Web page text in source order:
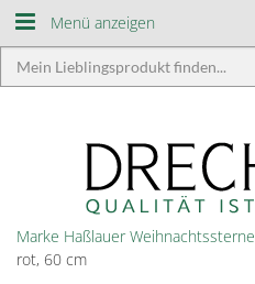
Menü anzeigen
Marke Haßlauer Weihnachtssterne
rot, 60 cm